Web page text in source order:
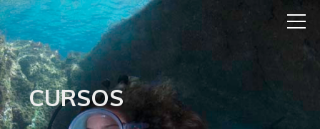
CURSOS